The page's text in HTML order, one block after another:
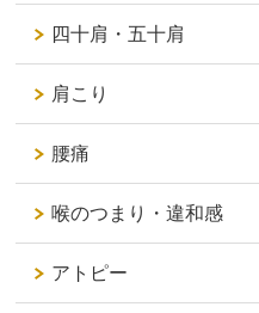
四十肩・五十肩
肩こり
腰痛
喉のつまり・違和感
アトピー